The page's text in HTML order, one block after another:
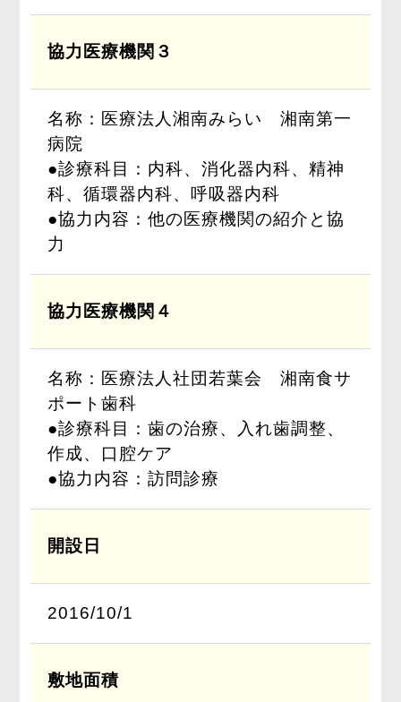
協力医療機関３
名称：医療法人湘南みらい 湘南第一
病院
●診療科目：内科、消化器内科、精神
科、循環器内科、呼吸器内科
●協力内容：他の医療機関の紹介と協
力
協力医療機関４
名称：医療法人社団若葉会 湘南食サ
ポート歯科
●診療科目：歯の治療、入れ歯調整、
作成、口腔ケア
●協力内容：訪問診療
開設日
2016/10/1
敷地面積